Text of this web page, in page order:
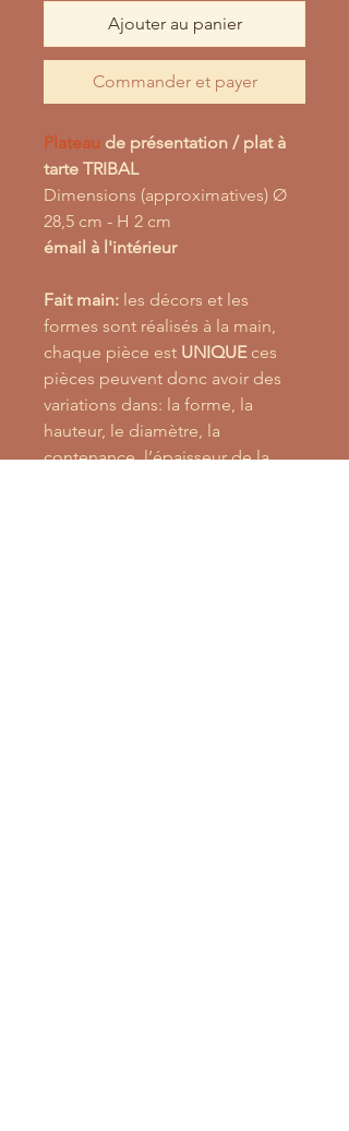
Ajouter au panier
Commander et payer
Plateau de présentation / plat à
tarte TRIBAL
Dimensions (approximatives) Ø
28,5 cm - H 2 cm
émail à l'intérieur
Fait main: les décors et les
formes sont réalisés à la main,
chaque pièce est UNIQUEces
pièces peuvent donc avoir des
variations dans: la forme, la
hauteur, le diamètre, la
contenance, l’épaisseur de la